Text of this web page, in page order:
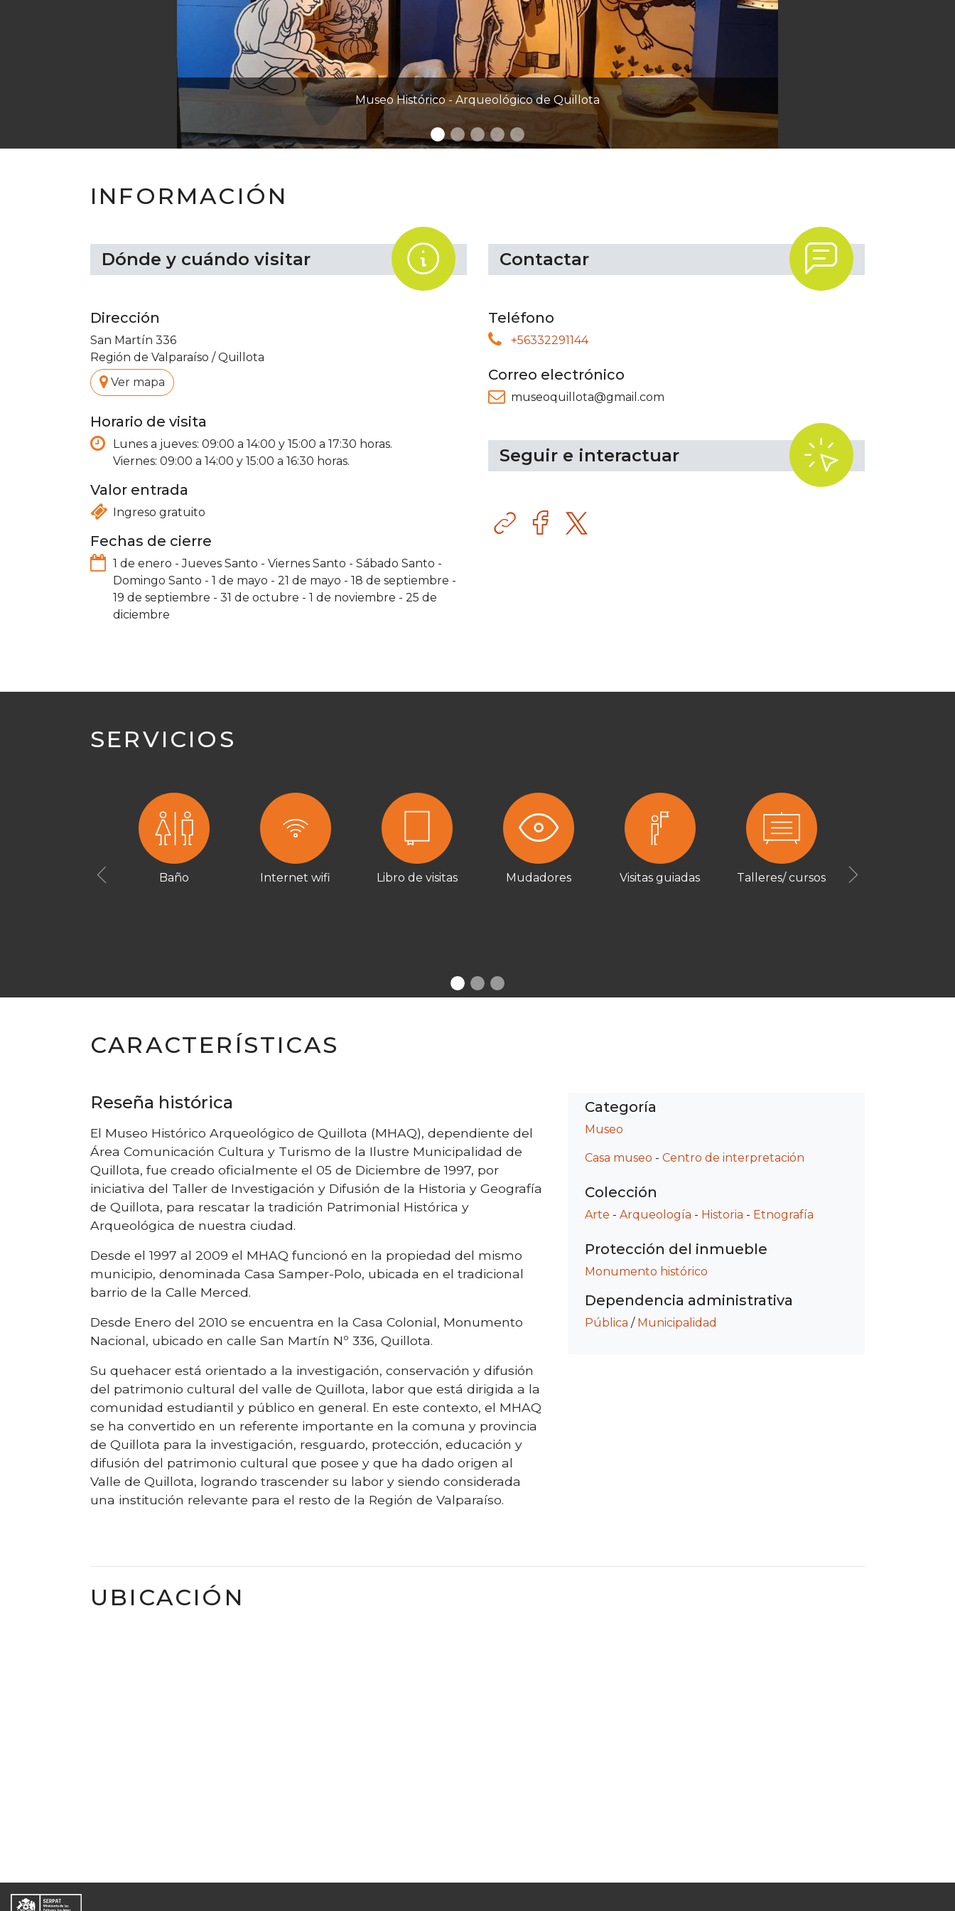
Museo Histórico - Arqueológico de Quillota
INFORMACIÓN
Dónde y cuándo visitar .
Dirección
San Martín 336
Región de Valparaíso /Quillota
. Ver mapa
Horario de visita
Lunes a jueves: 09:00 a 14:00 y 15:00 a 17:30 horas.
Viernes: 09:00 a 14:00 y 15:00 a 16:30 horas.
Valor entrada
Ingreso gratuito
Fechas de cierre
1 de enero -Jueves Santo - Viernes Santo - Sábado Santo -
Domingo Santo - 1 de mayo - 21 de mayo - 18 de septiembre -
19 de septiembre - 31 de octubre - 1 de noviembre - 25 de
diciembre
Contactar .
Teléfono
+56332291144
Correo electrónico
museoquillota@gmail.com
Seguir e interactuar .
SERVICIOS
Baño Internet wifi Libro de visitas Mudadores Visitas guiadas Talleres/ cursos
Previous
CARACTERÍSTICAS
Reseña histórica
El Museo Histórico Arqueológico de Quillota (MHAQ), dependiente del
Área Comunicación Cultura y Turismo de la Ilustre Municipalidad de
Quillota, fue creado oficialmente el 05 de Diciembre de 1997, por
iniciativa del Taller de Investigación y Difusión de la Historia y Geografía
de Quillota, para rescatar la tradición Patrimonial Histórica y
Arqueológica de nuestra ciudad.
Desde el 1997 al 2009 el MHAQ funcionó en la propiedad del mismo
municipio, denominada Casa Samper-Polo, ubicada en el tradicional
barrio de la Calle Merced.
Desde Enero del 2010 se encuentra en la Casa Colonial, Monumento
Nacional, ubicado en calle San Martín Nº 336, Quillota.
Su quehacer está orientado a la investigación, conservación y difusión
del patrimonio cultural del valle de Quillota, labor que está dirigida a la
comunidad estudiantil y público en general. En este contexto, el MHAQ
se ha convertido en un referente importante en la comuna y provincia
de Quillota para la investigación, resguardo, protección, educación y
difusión del patrimonio cultural que posee y que ha dado origen al
Valle de Quillota, logrando trascender su labor y siendo considerada
una institución relevante para el resto de la Región de Valparaíso.
Categoría
Museo
Casa museo - Centro de interpretación
Colección
Arte - Arqueología - Historia - Etnografía
Protección del inmueble
Monumento histórico
Dependencia administrativa
Pública / Municipalidad
UBICACIÓN